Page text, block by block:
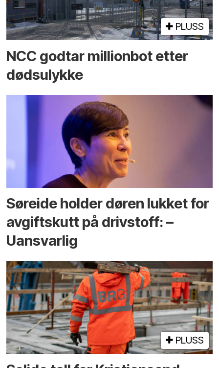
PLUSS
NCC godtar millionbot etter
dødsulykke
Søreide holder døren lukket for
avgiftskutt på drivstoff: –
Uansvarlig
PLUSS